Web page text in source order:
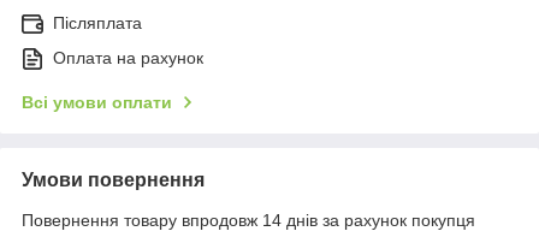
Післяплата
Оплата на рахунок
Всі умови оплати
Умови повернення
Повернення товару впродовж 14 днів за рахунок покупця